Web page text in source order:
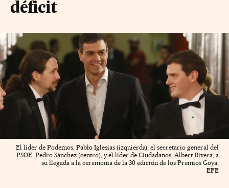
déficit
El líder de Podemos, Pablo Iglesias (izquierda), el secretario general del
PSOE, Pedro Sánchez (centro), y el líder de Ciudadanos, Albert Rivera, a
su llegada a la ceremonia de la 30 edición de los Premios Goya.
EFE